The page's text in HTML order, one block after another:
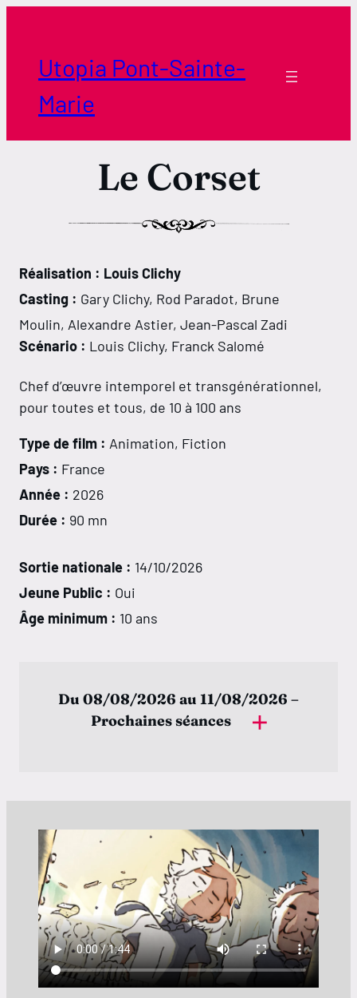
contenuUtopia Pont-Sainte-
Marie
Le Corset
Réalisation : Louis Clichy
Casting : Gary Clichy, Rod Paradot, Brune
Moulin, Alexandre Astier, Jean-Pascal Zadi
Scénario : Louis Clichy, Franck Salomé
Chef d’œuvre intemporel et transgénérationnel,
pour toutes et tous, de 10 à 100 ans
Type de film : Animation, Fiction
Pays : France
Année : 2026
Durée : 90 mn
Sortie nationale : 14/10/2026
Jeune Public : Oui
Âge minimum : 10 ans
Samedi 08 août
18:50
Dimanche 09 août
17:10
Lundi 10 août
16:30 SME
Du 08/08/2026 au 11/08/2026 –
Prochaines séances